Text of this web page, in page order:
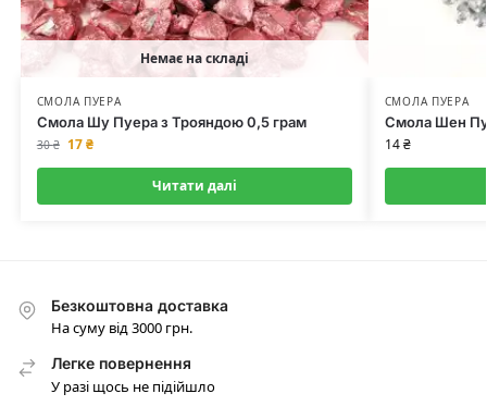
Немає на складі
СМОЛА ПУЕРА
Смола Шу Пуера з Трояндою 0,5 грам
30₴ 17₴
Читати далі
СМОЛА ПУЕРА
Смола Шен
14₴
Безкоштовна доставка
На суму від 3000 грн.
Легке повернення
У разі щось не підійшло